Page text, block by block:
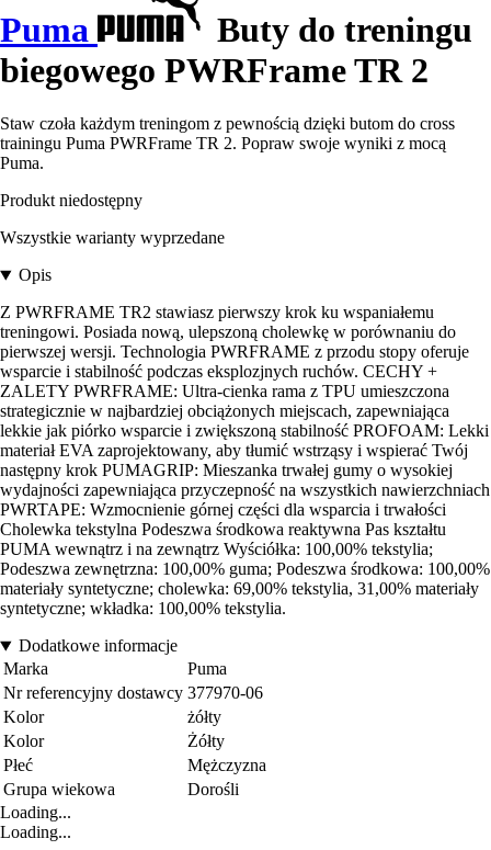
Puma
Buty do treningu
biegowego PWRFrame TR 2
Staw czoła każdym treningom z pewnością dzięki butom do cross
trainingu Puma PWRFrame TR 2. Popraw swoje wyniki z mocą
Puma.
Produkt niedostępny
Wszystkie warianty wyprzedane
Opis
Z PWRFRAME TR2 stawiasz pierwszy krok ku wspaniałemu
treningowi. Posiada nową, ulepszoną cholewkę w porównaniu do
pierwszej wersji. Technologia PWRFRAME z przodu stopy oferuje
wsparcie i stabilność podczas eksplozjnych ruchów. CECHY +
ZALETY PWRFRAME: Ultra-cienka rama z TPU umieszczona
strategicznie w najbardziej obciążonych miejscach, zapewniająca
lekkie jak piórko wsparcie i zwiększoną stabilność PROFOAM: Lekki
materiał EVA zaprojektowany, aby tłumić wstrząsy i wspierać Twój
następny krok PUMAGRIP: Mieszanka trwałej gumy o wysokiej
wydajności zapewniająca przyczepność na wszystkich nawierzchniach
PWRTAPE: Wzmocnienie górnej części dla wsparcia i trwałości
Cholewka tekstylna Podeszwa środkowa reaktywna Pas kształtu
PUMA wewnątrz i na zewnątrz Wyściółka: 100,00% tekstylia;
Podeszwa zewnętrzna: 100,00% guma; Podeszwa środkowa: 100,00%
materiały syntetyczne; cholewka: 69,00% tekstylia, 31,00% materiały
syntetyczne; wkładka: 100,00% tekstylia.
Dodatkowe informacje
Marka
Puma
Nr referencyjny dostawcy 377970-06
Kolor
żółty
Kolor
Żółty
Płeć
Mężczyzna
Grupa wiekowa
Dorośli
Loading...
Loading...